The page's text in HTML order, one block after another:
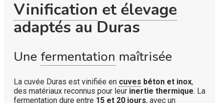
Vinification et élevage
adaptés au Duras
Une fermentation maîtrisée
La cuvée Duras est vinifiée en cuves béton et inox,
des matériaux reconnus pour leur inertie thermique. La
fermentation dure entre 15 et 20 jours, avec un